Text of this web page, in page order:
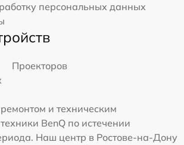
персональных данных
Проекторов
и техническим
BenQ по истечении
Наш центр в Ростове-на-Дону